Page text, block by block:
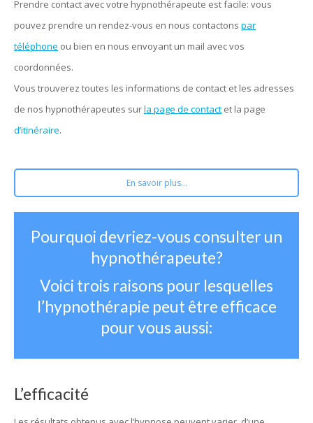
Prendre contact avec votre hypnothérapeute est facile: vous
pouvez prendre un rendez-vous en nous contactons par
téléphone ou bien en nous envoyant un mail avec vos
coordonnées.
Vous trouverez toutes les informations de contact et les adresses
de nos hypnothérapeutes surla page de contact et la page
d’itinéraire.
En savoir plus...
Pourquoi devriez-vous consulter un
hypnothérapeute?
Voici trois raisons pour lesquelles
l’hypnothérapie peut être efficace
pour vous aussi:
L’efficacité